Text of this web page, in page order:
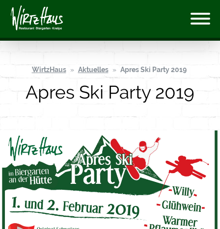
WirtzHaus Aktuelles Apres Ski Party 2019
Apres Ski Party 2019